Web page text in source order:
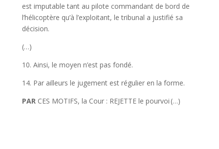
est imputable tant au pilote commandant de bord de
l’hélicoptère qu’à l’exploitant, le tribunal a justifié sa
décision.
(…)
10. Ainsi, le moyen n’est pas fondé.
14. Par ailleurs le jugement est régulier en la forme.
PARCES MOTIFS, la Cour : REJETTE le pourvoi (…)